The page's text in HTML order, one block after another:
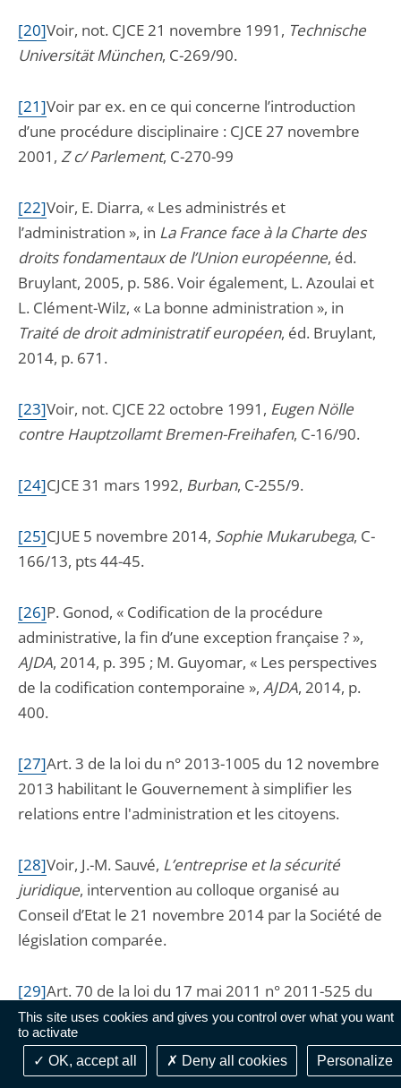
This site uses cookies and gives you control over what you want
to activate
OK, accept all
Deny all cookies Personalize
[20]Voir, not. CJCE 21 novembre 1991, Technische
Universität München, C-269/90.
[21]Voir par ex. en ce qui concerne l’introduction
d’une procédure disciplinaire : CJCE 27 novembre
2001, Z c/ Parlement, C-270-99
[22]Voir, E. Diarra, « Les administrés et
l’administration », in La France face à la Charte des
droits fondamentaux de l’Union européenne, éd.
Bruylant, 2005, p. 586. Voir également, L. Azoulai et
L. Clément-Wilz, « La bonne administration », in
Traité de droit administratif européen, éd. Bruylant,
2014, p. 671.
[23]Voir, not. CJCE 22 octobre 1991, Eugen Nölle
contre Hauptzollamt Bremen-Freihafen, C-16/90.
[24]CJCE 31 mars 1992, Burban, C-255/9.
[25]CJUE 5 novembre 2014, Sophie Mukarubega, C-
166/13, pts 44-45.
[26]P. Gonod, « Codification de la procédure
administrative, la fin d’une exception française ? »,
AJDA, 2014, p. 395 ; M. Guyomar, « Les perspectives
de la codification contemporaine », AJDA, 2014, p.
400.
[27]Art. 3 de la loi du n° 2013-1005 du 12 novembre
2013 habilitant le Gouvernement à simplifier les
relations entre l'administration et les citoyens.
[28]Voir, J.-M. Sauvé, L’entreprise et la sécurité
juridique, intervention au colloque organisé au
Conseil d’Etat le 21 novembre 2014 par la Société de
législation comparée.
[29]Art. 70 de la loi du 17 mai 2011 n° 2011-525 du
17 mai 2011 de simplification et d'amélioration de la
qualité du droit.